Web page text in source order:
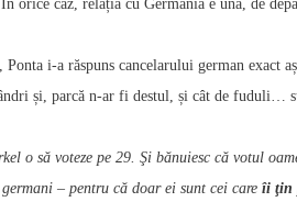
orice caz, relația cu Germania e una, de
Ponta i-a răspuns cancelarului german exact
și, parcă n-ar fi destul, și cât de fuduli…
o să voteze pe 29. Şi bănuiesc că votul
– pentru că doar ei sunt cei care îi ţin